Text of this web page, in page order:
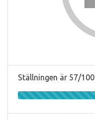
Ställningen är 57/100